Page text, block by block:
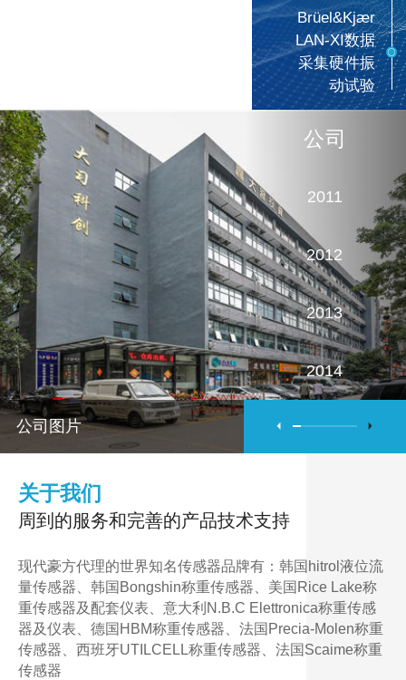
Brüel&Kjær
LAN-XI数据
采集硬件振
动试验
公司图片
公司
2011
2012
2013
2014
2015
关于我们
周到的服务和完善的产品技术支持
现代豪方代理的世界知名传感器品牌有：韩国hitrol液位流
量传感器、韩国Bongshin称重传感器、美国Rice Lake称
重传感器及配套仪表、意大利N.B.C Elettronica称重传感
器及仪表、德国HBM称重传感器、法国Precia-Molen称重
传感器、西班牙UTILCELL称重传感器、法国Scaime称重
传感器